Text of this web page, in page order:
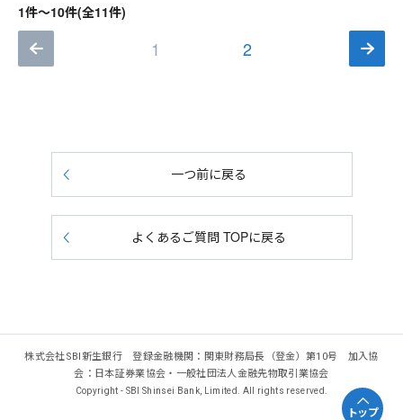
1件～10件(全11件)
1 2
一つ前に戻る
よくあるご質問 TOPに戻る
株式会社SBI新生銀行 登録金融機関：関東財務局長（登金）第10号 加入協
会：日本証券業協会・一般社団法人金融先物取引業協会
Copyright - SBI Shinsei Bank, Limited. All rights reserved.
トップ